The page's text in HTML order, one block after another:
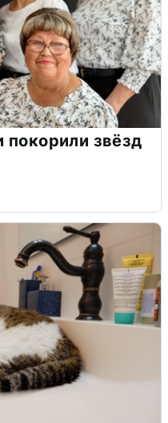
покорили звёзд